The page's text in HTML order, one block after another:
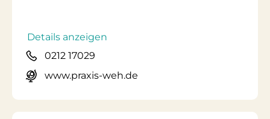
Details anzeigen
0212 17029
www.praxis-weh.de